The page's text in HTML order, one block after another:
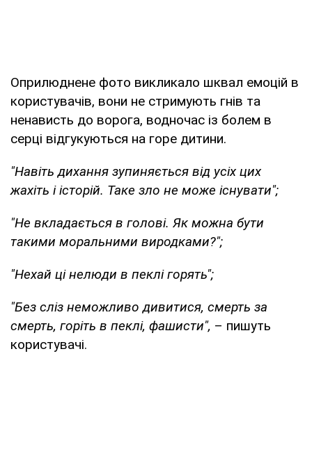
Оприлюднене фото викликало шквал емоцій в
користувачів, вони не стримують гнів та
ненависть до ворога, водночас із болем в
серці відгукуються на горе дитини.
"Навіть дихання зупиняється від усіх цих
жахіть і історій. Таке зло не може існувати";
"Не вкладається в голові. Як можна бути
такими моральними виродками?";
"Нехай ці нелюди в пеклі горять";
"Без сліз неможливо дивитися, смерть за
смерть, горіть в пеклі, фашисти", – пишуть
користувачі.